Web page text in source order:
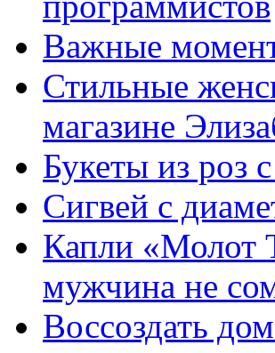
Важные
Стильные
магазине
Букеты из роз
Сигвей с
Капли «Молот
мужчина не
Воссоздать